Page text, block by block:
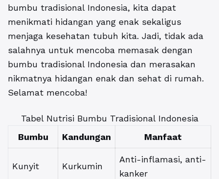
bumbu tradisional Indonesia, kita dapat
menikmati hidangan yang enak sekaligus
menjaga kesehatan tubuh kita. Jadi, tidak ada
salahnya untuk mencoba memasak dengan
bumbu tradisional Indonesia dan merasakan
nikmatnya hidangan enak dan sehat di rumah.
Selamat mencoba!
Tabel Nutrisi Bumbu Tradisional Indonesia
Bumbu
Kandungan Manfaat
Kunyit Kurkumin
Anti-inflamasi, anti-
kanker